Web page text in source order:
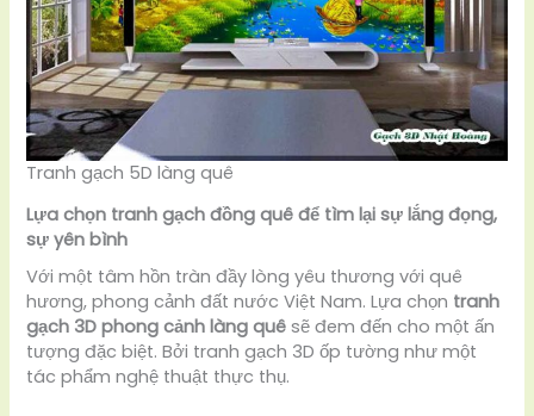
Tranh gạch 5D làng quê
Lựa chọn tranh gạch đồng quê để tìm lại sự lắng đọng,
sự yên bình
Với một tâm hồn tràn đầy lòng yêu thương với quê
hương, phong cảnh đất nước Việt Nam. Lựa chọn tranh
gạch 3D phong cảnh làng quê sẽ đem đến cho một ấn
tượng đặc biệt. Bởi tranh gạch 3D ốp tường như một
tác phẩm nghệ thuật thực thụ.